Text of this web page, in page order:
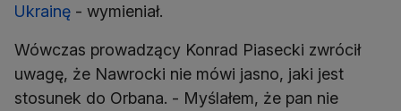
Ukrainę - wymieniał.
Wówczas prowadzący Konrad Piasecki zwrócił
uwagę, że Nawrocki nie mówi jasno, jaki jest
stosunek do Orbana. - Myślałem, że pan nie